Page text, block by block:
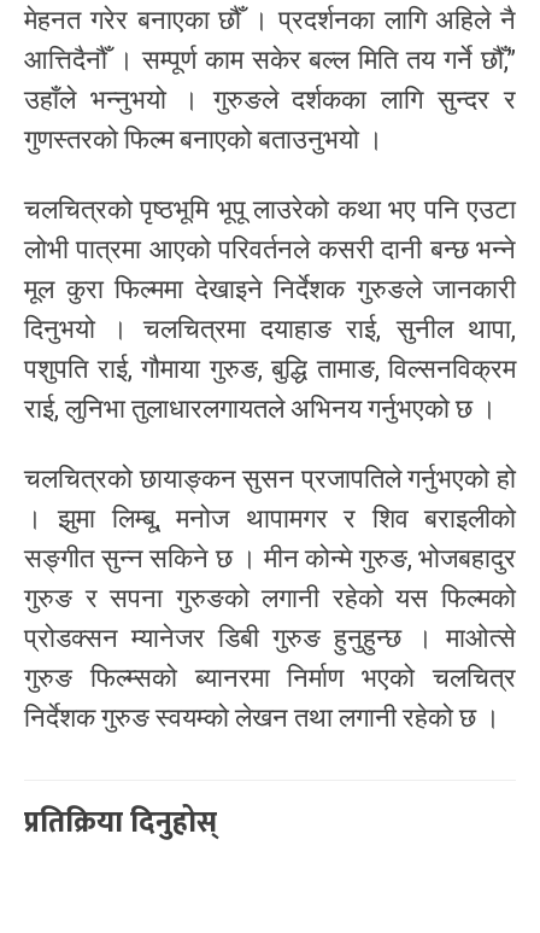
मेहनत गरेर बनाएका छौँ । प्रदर्शनका लागि अहिले नै
आत्तिदैनौँ । सम्पूर्ण काम सकेर बल्ल मिति तय गर्ने छौँ,”
उहाँले भन्नुभयो । गुरुङले दर्शकका लागि सुन्दर र
गुणस्तरको फिल्म बनाएको बताउनुभयो ।
चलचित्रको पृष्ठभूमि भूपू लाउरेको कथा भए पनि एउटा
लोभी पात्रमा आएको परिवर्तनले कसरी दानी बन्छ भन्ने
मूल कुरा फिल्ममा देखाइने निर्देशक गुरुङले जानकारी
दिनुभयो । चलचित्रमा दयाहाङ राई, सुनील थापा,
पशुपति राई, गौमाया गुरुङ, बुद्धि तामाङ, विल्सनविक्रम
राई, लुनिभा तुलाधारलगायतले अभिनय गर्नुभएको छ ।
चलचित्रको छायाङ्कन सुसन प्रजापतिले गर्नुभएको हो
। झुमा लिम्बू, मनोज थापामगर र शिव बराइलीको
सङ्गीत सुन्न सकिने छ । मीन कोन्मे गुरुङ, भोजबहादुर
गुरुङ र सपना गुरुङको लगानी रहेको यस फिल्मको
प्रोडक्सन म्यानेजर डिबी गुरुङ हुनुहुन्छ । माओत्से
गुरुङ फिल्म्सको ब्यानरमा निर्माण भएको चलचित्र
निर्देशक गुरुङ स्वयम्को लेखन तथा लगानी रहेको छ ।
प्रतिक्रिया दिनुहोस्